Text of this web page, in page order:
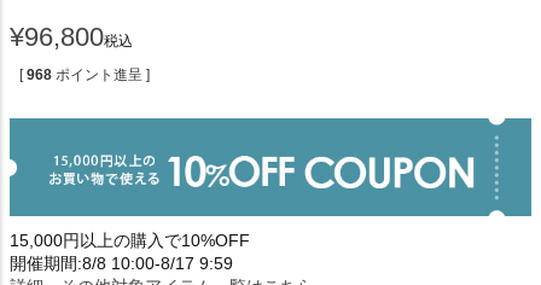
¥96,800税込
[ 968 ポイント進呈 ]
15,000円以上の購入で10%OFF
開催期間:8/8 10:00-8/17 9:59